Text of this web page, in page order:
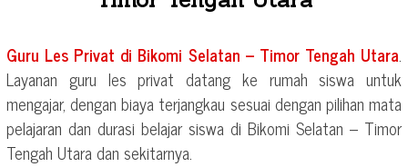
Guru Les Privat di Bikomi Selatan – Timor Tengah Utara.
Layanan guru les privat datang ke rumah siswa untuk
mengajar, dengan biaya terjangkau sesuai dengan pilihan mata
pelajaran dan durasi belajar siswa di Bikomi Selatan – Timor
Tengah Utaradan sekitarnya.